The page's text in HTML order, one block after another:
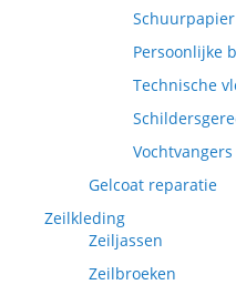
Schuurpapier
Persoonlijke
Technische
Vochtvangers
Gelcoat reparatie
Zeilkleding
Zeiljassen
Zeilbroeken